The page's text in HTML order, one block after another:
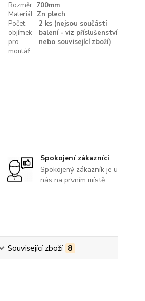
Rozměr: 700mm
Materiál: Zn plech
Počet
objímek
pro
montáž:
2 ks (nejsou součástí
balení - viz příslušenství
nebo související zboží)
Spokojení zákazníci
Spokojený zákazník je u
nás na prvním místě.
Související zboží 8